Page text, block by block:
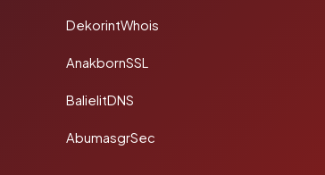
DekorintWhois
AnakbornSSL
BalielitDNS
AbumasgrSec